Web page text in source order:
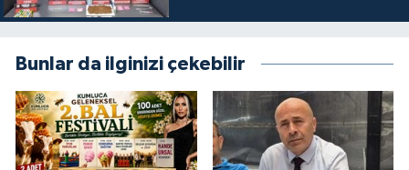
Bunlar da ilginizi çekebilir